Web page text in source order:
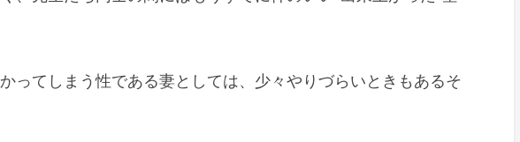
ってしまう性である妻としては、少々やりづらいときもあるそ